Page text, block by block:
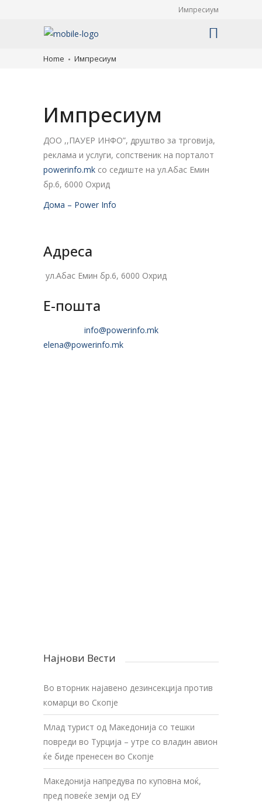
Импресиум
Home Импресиум
Импресиум
ДОО ,,ПАУЕР ИНФО”, друштво за трговија,
реклама и услуги, сопственик на порталот
powerinfo.mk со седиште на ул.Абас Емин
бр.6, 6000 Охрид
Дома – Power Info
Адреса
ул.Абас Емин бр.6, 6000 Охрид
Е-пошта
info@powerinfo.mk
elena@powerinfo.mk
Најнови Вести
Во вторник најавено дезинсекција против
комарци во Скопје
Млад турист од Македонија со тешки
повреди во Турција – утре со владин авион
ќе биде пренесен во Скопје
Македонија напредува по куповна моќ,
пред повеќе земји од ЕУ